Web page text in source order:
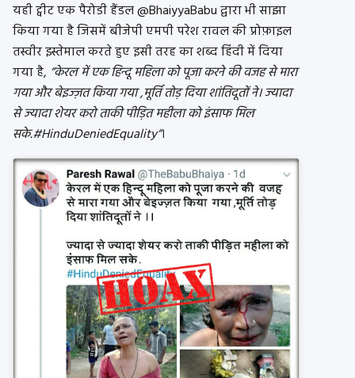
यही ट्वीट एक पैरोडी हैंडल @BhaiyyaBabu द्वारा भी साझा
किया गया है जिसमें बीजेपी एमपी परेश रावल की प्रोफ़ाइल
तस्‍वीर इस्‍तेमाल करते हुए इसी तरह का शब्द हिंदी में दिया
गया है, “केरल में एक हिन्दू महिला को पूजा करने की वजह से मारा
गया और बेइज्ज़त किया गया ,मूर्ति तोड़ दिया शांतिदूतों ने। ज्यादा
से ज्यादा शेयर करो ताकी पीड़ित महीला को इंसाफ मिल
सके.#HinduDeniedEquality“।